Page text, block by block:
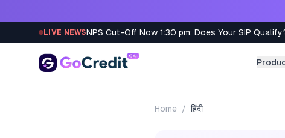
LIVE NEWSNPS Cut-Off Now 1:30 pm: Does Your SIP
Home / हिंदी